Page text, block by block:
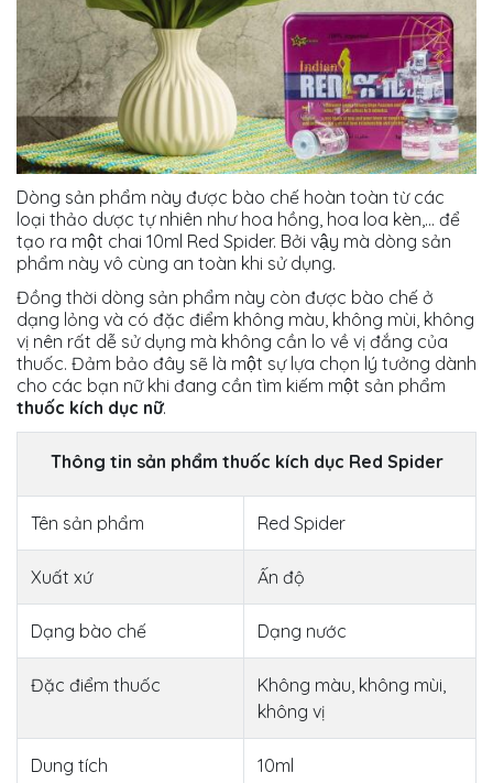
Dòng sản phẩm này được bào chế hoàn toàn từ các
loại thảo dược tự nhiên như hoa hồng, hoa loa kèn,... để
tạo ra một chai 10ml Red Spider. Bởi vậy mà dòng sản
phẩm này vô cùng an toàn khi sử dụng.
Đồng thời dòng sản phẩm này còn được bào chế ở
dạng lỏng và có đặc điểm không màu, không mùi, không
vị nên rất dễ sử dụng mà không cần lo về vị đắng của
thuốc. Đảm bảo đây sẽ là một sự lựa chọn lý tưởng dành
cho các bạn nữ khi đang cần tìm kiếm một sản phẩm
thuốc kích dục nữ.
Thông tin sản phẩm thuốc kích dục Red Spider
Tên sản phẩm Red Spider
Xuất xứ Ấn độ
Dạng bào chế Dạng nước
Đặc điểm thuốc
Không màu, không mùi,
không vị
Dung tích 10ml